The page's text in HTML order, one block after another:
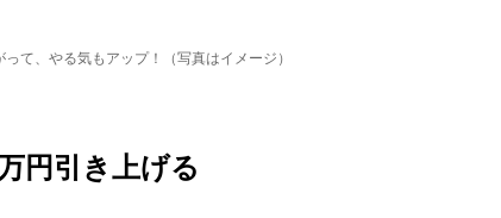
て、やる気もアップ！（写真はイメージ）
円引き上げる